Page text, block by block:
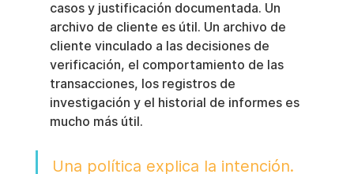
casos y justificación documentada. Un
archivo de cliente es útil. Un archivo de
cliente vinculado a las decisiones de
verificación, el comportamiento de las
transacciones, los registros de
investigación y el historial de informes es
mucho más útil.
Una política explica la intención.